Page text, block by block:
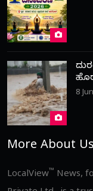
8
More About Us
LocalView™ News,